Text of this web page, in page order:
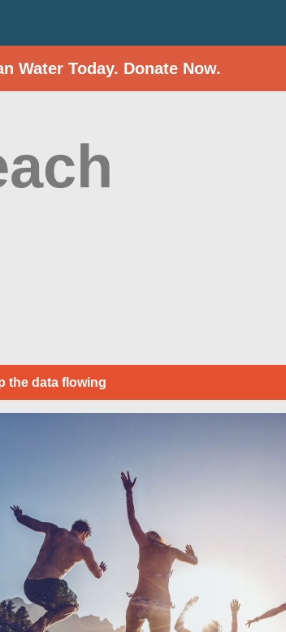
Water Today. Donate Now.
the data flowing